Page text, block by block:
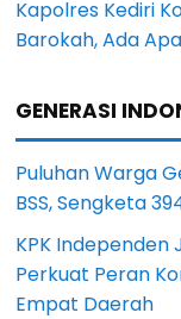
Kapolres Kediri
Barokah, Ada
GENERASI
Puluhan Warga
BSS, Sengketa
KPK Independen
Perkuat Peran
Empat Daerah